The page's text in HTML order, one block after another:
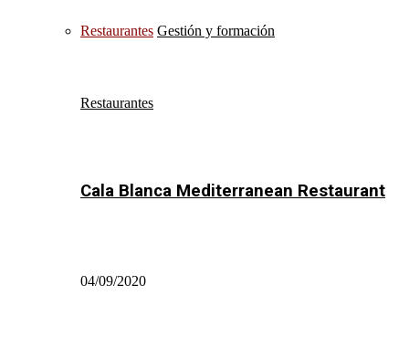
Restaurantes Gestión y formación
Restaurantes
Cala Blanca Mediterranean Restaurant
04/09/2020